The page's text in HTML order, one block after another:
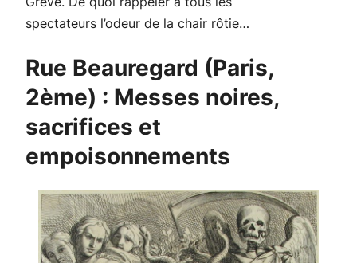
spectateurs l’odeur de la chair rôtie…
Rue Beauregard (Paris,
2ème) : Messes noires,
sacrifices et
empoisonnements